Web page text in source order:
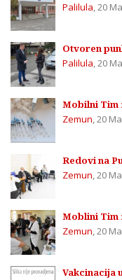
Palilula,20
Otvoren
Palilula,20
Mobilni Tim
Zemun,20
Redovi na
Zemun,20
Moblini Tim
Zemun,20
Vakcinacija